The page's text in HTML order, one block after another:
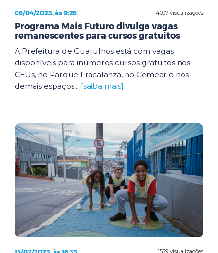
4007 visualizações
06/04/2023, às 9:26
Programa Mais Futuro divulga vagas
remanescentes para cursos gratuitos
A Prefeitura de Guarulhos está com vagas
disponíveis para inúmeros cursos gratuitos nos
CEUs, no Parque Fracalanza, no Cemear e nos
demais espaços... [saiba mais]
1559 visualizações
15/02/2023, às 16:35